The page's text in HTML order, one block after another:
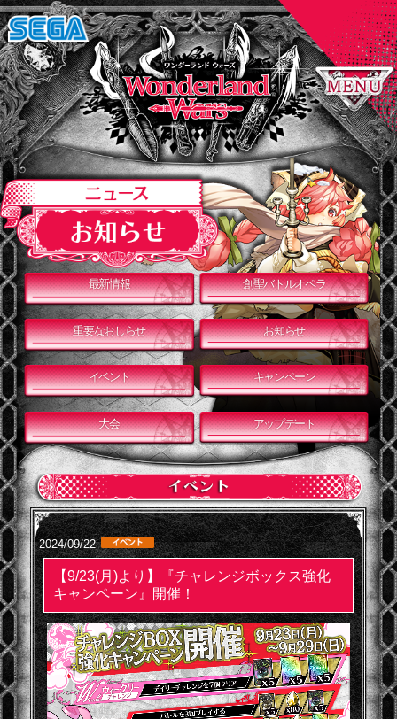
最新情報 創聖バトルオペラ
重要なおしらせ お知らせ
イベント キャンペーン
大会 アップデート
2024/09/22
【9/23(月)より】『チャレンジボックス強化
キャンペーン』開催！